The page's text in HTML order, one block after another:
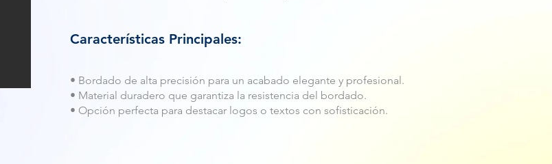
Características Principales:
• Bordado de alta precisión para un acabado elegante y profesional.
• Material duradero que garantiza la resistencia del bordado.
• Opción perfecta para destacar logos o textos con sofisticación.